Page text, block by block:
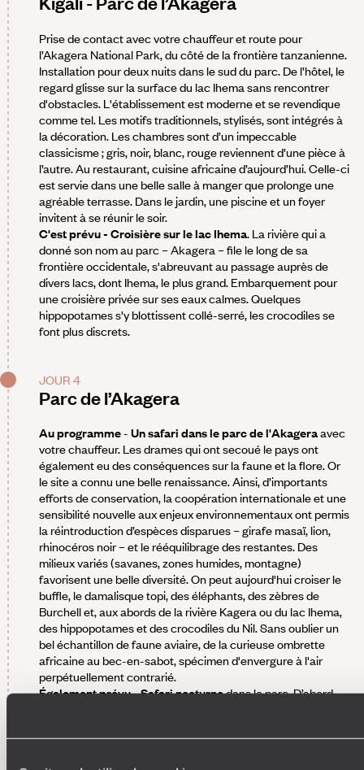
Prise de contact avec votre chauffeur et route pour
l’Akagera National Park, du côté de la frontière tanzanienne.
Installation pour deux nuits dans le sud du parc. De l’hôtel, le
regard glisse sur la surface du lac Ihema sans rencontrer
d'obstacles. L'établissement est moderne et se revendique
comme tel. Les motifs traditionnels, stylisés, sont intégrés à
la décoration. Les chambres sont d’un impeccable
classicisme ; gris, noir, blanc, rouge reviennent d’une pièce à
l’autre. Au restaurant, cuisine africaine d’aujourd’hui. Celle-ci
est servie dans une belle salle à manger que prolonge une
agréable terrasse. Dans le jardin, une piscine et un foyer
invitent à se réunir le soir.
C'est prévu - Croisière sur le lac Ihema. La rivière qui a
donné son nom au parc – Akagera – file le long de sa
frontière occidentale, s'abreuvant au passage auprès de
divers lacs, dont Ihema, le plus grand. Embarquement pour
une croisière privée sur ses eaux calmes. Quelques
hippopotames s'y blottissent collé-serré, les crocodiles se
font plus discrets.
JOUR 4
Parc de l’Akagera
Au programme- Un safari dans le parc de l'Akageraavec
votre chauffeur. Les drames qui ont secoué le pays ont
également eu des conséquences sur la faune et la flore. Or
le site a connu une belle renaissance. Ainsi, d’importants
efforts de conservation, la coopération internationale et une
sensibilité nouvelle aux enjeux environnementaux ont permis
la réintroduction d’espèces disparues – girafe masaï, lion,
rhinocéros noir – et le rééquilibrage des restantes. Des
milieux variés (savanes, zones humides, montagne)
favorisent une belle diversité. On peut aujourd'hui croiser le
buffle, le damalisque topi, des éléphants, des zèbres de
Burchell et, aux abords de la rivière Kagera ou du lac Ihema,
des hippopotames et des crocodiles du Nil. Sans oublier un
bel échantillon de faune aviaire, de la curieuse ombrette
africaine au bec-en-sabot, spécimen d'envergure à l'air
perpétuellement contrarié.
Également prévu - Safari nocturnedans le parc. D’abord,
couché pour de bon. Pour se donner une chance de les